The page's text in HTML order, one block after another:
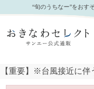
｜おきなわセレクト サンエー公
“旬のうちなー”をおす
【重要】※台風接近に